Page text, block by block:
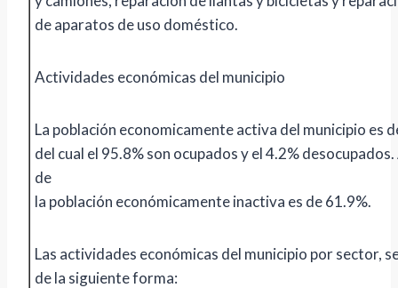
de aparatos de uso doméstico.
Actividades económicas del municipio
La población economicamente activa del municipio es
del cual el 95.8% son ocupados y el 4.2%
de
la población económicamente inactiva es de 61.9%.
Las actividades económicas del municipio por sector,
de la siguiente forma: